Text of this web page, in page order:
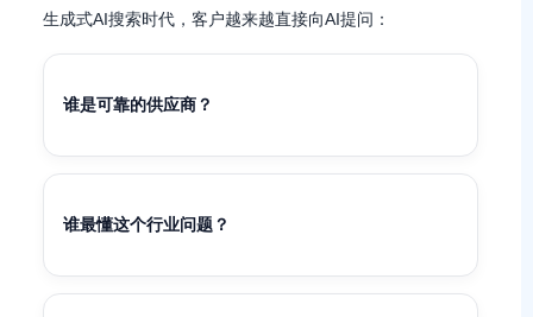
生成式AI搜索时代，客户越来越直接向AI提问：
谁是可靠的供应商？
谁最懂这个行业问题？